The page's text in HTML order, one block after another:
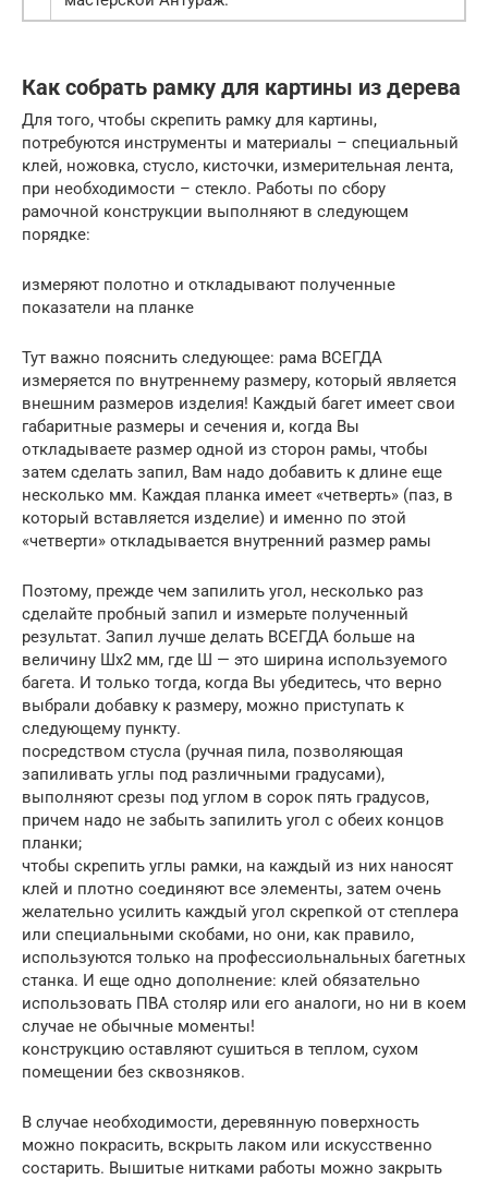
Как собрать рамку для картины из дерева
Для того, чтобы скрепить рамку для картины,
потребуются инструменты и материалы – специальный
клей, ножовка, стусло, кисточки, измерительная лента,
при необходимости – стекло. Работы по сбору
рамочной конструкции выполняют в следующем
порядке:
измеряют полотно и откладывают полученные
показатели на планке
Тут важно пояснить следующее: рама ВСЕГДА
измеряется по внутреннему размеру, который является
внешним размеров изделия! Каждый багет имеет свои
габаритные размеры и сечения и, когда Вы
откладываете размер одной из сторон рамы, чтобы
затем сделать запил, Вам надо добавить к длине еще
несколько мм. Каждая планка имеет «четверть» (паз, в
который вставляется изделие) и именно по этой
«четверти» откладывается внутренний размер рамы
Поэтому, прежде чем запилить угол, несколько раз
сделайте пробный запил и измерьте полученный
результат. Запил лучше делать ВСЕГДА больше на
величину Шх2 мм, где Ш — это ширина используемого
багета. И только тогда, когда Вы убедитесь, что верно
выбрали добавку к размеру, можно приступать к
следующему пункту.
посредством стусла (ручная пила, позволяющая
запиливать углы под различными градусами),
выполняют срезы под углом в сорок пять градусов,
причем надо не забыть запилить угол с обеих концов
планки;
чтобы скрепить углы рамки, на каждый из них наносят
клей и плотно соединяют все элементы, затем очень
желательно усилить каждый угол скрепкой от степлера
или специальными скобами, но они, как правило,
используются только на профессиольнальных багетных
станка. И еще одно дополнение: клей обязательно
использовать ПВА столяр или его аналоги, но ни в коем
случае не обычные моменты!
конструкцию оставляют сушиться в теплом, сухом
помещении без сквозняков.
В случае необходимости, деревянную поверхность
можно покрасить, вскрыть лаком или искусственно
состарить. Вышитые нитками работы можно закрыть